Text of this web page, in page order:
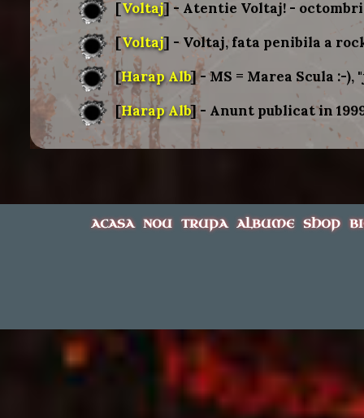
[Voltaj] - Atentie Voltaj! -
[Voltaj] - Voltaj, fata penibila a
[Harap Alb] - MS = Marea Scula :-
[Harap Alb] - Anunt publicat in
ACASA NOU TRUPA ALBUME SHOP